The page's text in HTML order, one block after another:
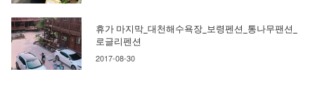
휴가 마지막_대천해수욕장_보령펜션_통나무팬션_
로글리펜션
2017-08-30